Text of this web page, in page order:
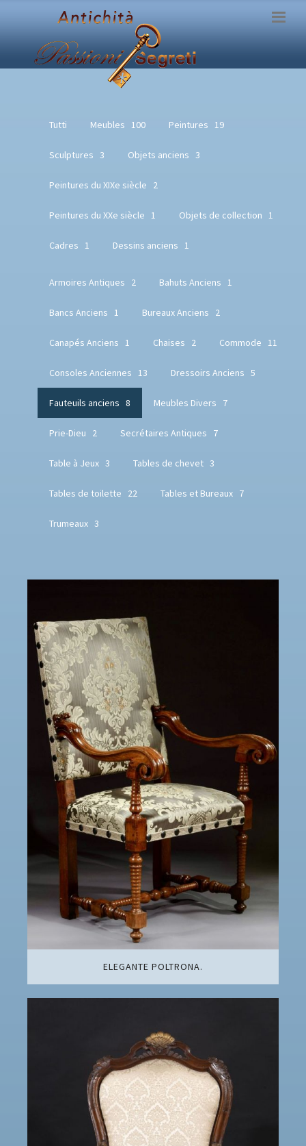
Tutti Meubles 100 Peintures 19
Sculptures 3 Objets anciens 3
Peintures du XIXe siècle 2
Peintures du XXe siècle 1 Objets de collection 1
Cadres 1 Dessins anciens 1
Armoires Antiques 2 Bahuts Anciens 1
Bancs Anciens 1 Bureaux Anciens 2
Canapés Anciens 1 Chaises 2 Commode 11
Consoles Anciennes 13 Dressoirs Anciens 5
Fauteuils anciens 8 Meubles Divers 7
Prie-Dieu 2 Secrétaires Antiques 7
Table à Jeux 3 Tables de chevet 3
Tables de toilette 22 Tables et Bureaux 7
Trumeaux 3
ELEGANTE POLTRONA.